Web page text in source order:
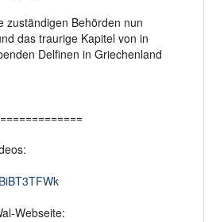
zuständigen Behörden nun
das traurige Kapitel von in
Delfinen in Griechenland
Webseite: